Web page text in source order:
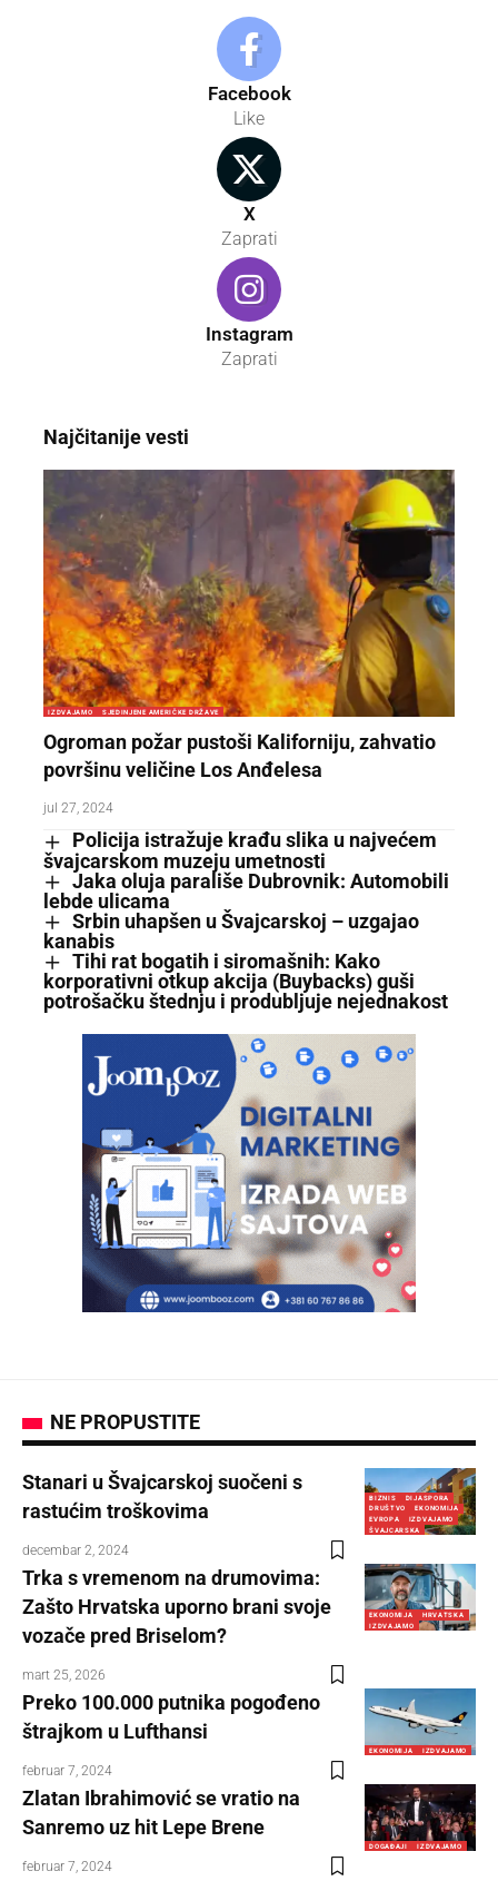
Facebook
Like
X
Zaprati
Instagram
Zaprati
Najčitanije vesti
IZDVAJAMO SJEDINJENE AMERIČKE DRŽAVE
Ogroman požar pustoši Kaliforniju, zahvatio
površinu veličine Los Anđelesa
jul 27, 2024
Policija istražuje krađu slika u najvećem
švajcarskom muzeju umetnosti
Jaka oluja parališe Dubrovnik: Automobili
lebde ulicama
Srbin uhapšen u Švajcarskoj – uzgajao
kanabis
Tihi rat bogatih i siromašnih: Kako
korporativni otkup akcija (Buybacks) guši
potrošačku štednju i produbljuje nejednakost
NE PROPUSTITE
BIZNIS
DIJASPORA
DRUŠTVO
EKONOMIJA
EVROPA
IZDVAJAMO
ŠVAJCARSKA
Stanari u Švajcarskoj suočeni s
rastućim troškovima
decembar 2, 2024
EKONOMIJA
HRVATSKA
IZDVAJAMO
Trka s vremenom na drumovima:
Zašto Hrvatska uporno brani svoje
vozače pred Briselom?
mart 25, 2026
EKONOMIJA IZDVAJAMO
Preko 100.000 putnika pogođeno
štrajkom u Lufthansi
februar 7, 2024
DOGAĐAJI IZDVAJAMO
Zlatan Ibrahimović se vratio na
Sanremo uz hit Lepe Brene
februar 7, 2024